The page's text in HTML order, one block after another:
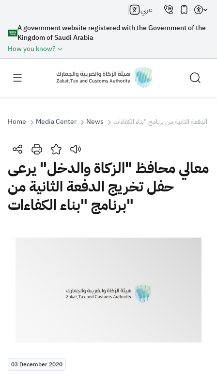
A government website registered with the Government of the
Kingdom of Saudi Arabia
How you know?
عربي
Search
Search Search AI
Customs VAT
Tax Declaration
Home Media Center News
معالي محافظ "الزكاة والدخل" يرعى
حفل تخريج الدفعة الثانية من
برنامج "بناء الكفاءات"
03 December 2020